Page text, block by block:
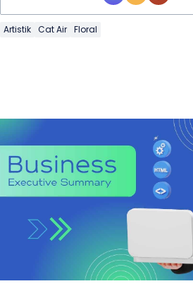
Artistik Cat Air Floral